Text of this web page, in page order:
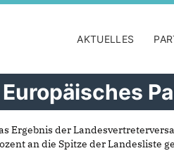
AKTUELLES
Ergebnis der
an die Spitze der Landesliste